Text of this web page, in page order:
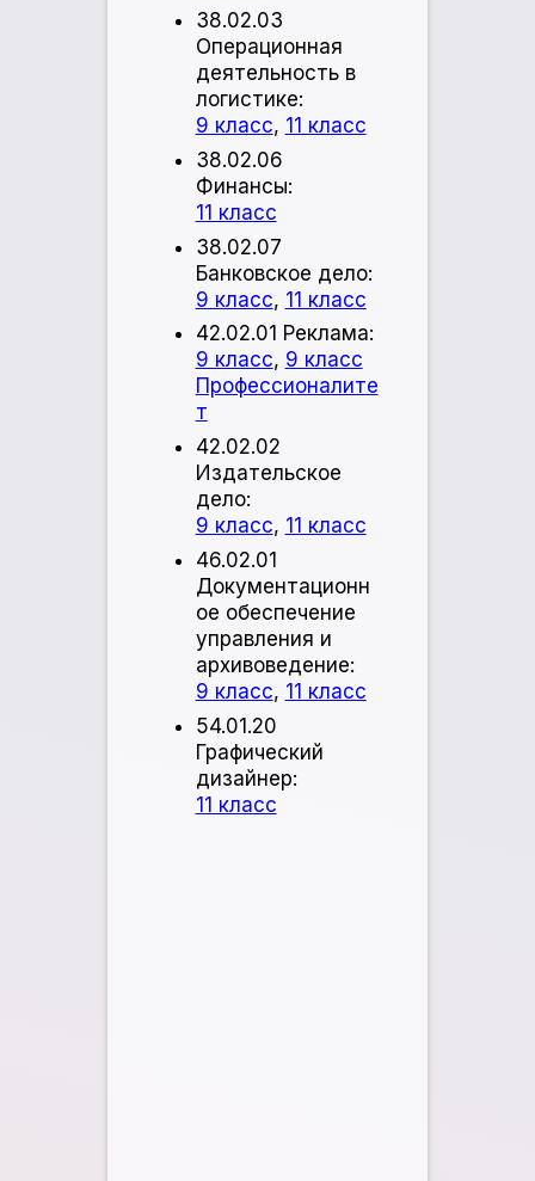
38.02.03
Операционная
деятельность в
логистике:
9 класс, 11 класс
38.02.06
Финансы:
11 класс
38.02.07
Банковское дело:
9 класс, 11 класс
42.02.01 Реклама:
9 класс, 9 класс
Профессионалите
т
42.02.02
Издательское
дело:
9 класс, 11 класс
46.02.01
Документационн
ое обеспечение
управления и
архивоведение:
9 класс, 11 класс
54.01.20
Графический
дизайнер:
11 класс